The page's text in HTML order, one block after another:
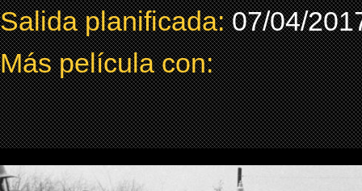
Salida planificada:07/04/
Más película con: